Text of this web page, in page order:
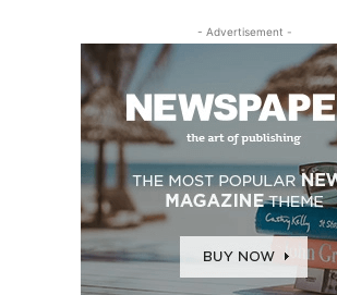
- Advertisement -